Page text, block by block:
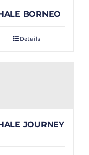
BORNEO
Details
JOURNEY